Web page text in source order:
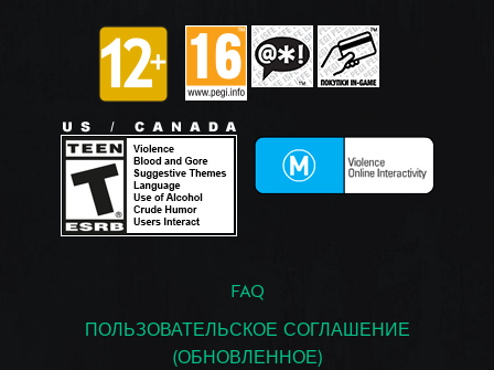
FAQ
ПОЛЬЗОВАТЕЛЬСКОЕ СОГЛАШЕНИЕ
(ОБНОВЛЕННОЕ)